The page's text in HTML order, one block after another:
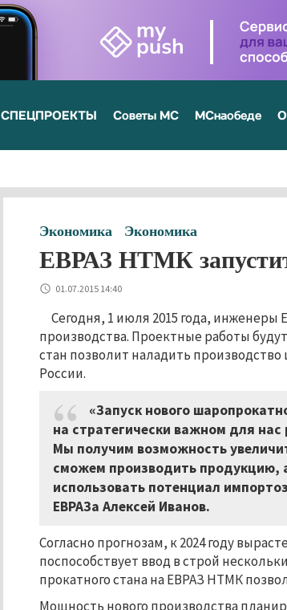
СПЕЦПРОЕКТЫ Советы МС МСнаобеде
Экономика Экономика
ЕВРАЗ НТМК
01.07.2015 14:40
Сегодня, 1 июля 2015 года, инженеры
производства. Проектные работы
стан позволит наладить
России.
«Запуск нового
на стратегически важном для
Мы получим возможность
сможем производить продукцию,
использовать потенциал
ЕВРАЗа Алексей Иванов.
Согласно прогнозам, к 2024 году
поспособствует ввод в строй
прокатного стана на ЕВРАЗ НТМК
Мощность нового производства